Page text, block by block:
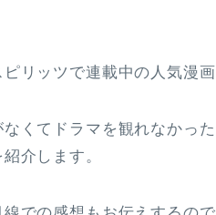
リッツで連載中の人気漫
くてドラマを観れなかっ
介します。